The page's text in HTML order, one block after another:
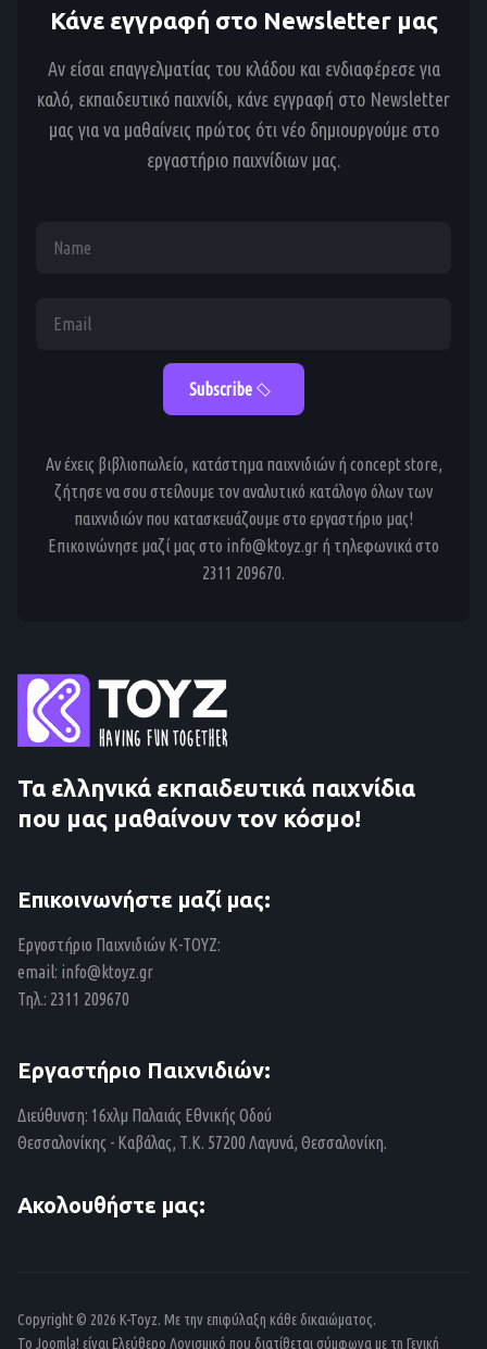
Κάνε εγγραφή στο Newsletter μας
Αν είσαι επαγγελματίας του κλάδου και ενδιαφέρεσε για
καλό, εκπαιδευτικό παιχνίδι, κάνε εγγραφή στο Newsletter
μας για να μαθαίνεις πρώτος ότι νέο δημιουργούμε στο
εργαστήριο παιχνίδιων μας.
Αν έχεις βιβλιοπωλείο, κατάστημα παιχνιδιών ή concept store,
ζήτησε να σου στείλουμε τον αναλυτικό κατάλογο όλων των
παιχνιδιών που κατασκευάζουμε στο εργαστήριο μας!
Επικοινώνησε μαζί μας στο info@ktoyz.gr ή τηλεφωνικά στο
2311 209670.
Τα ελληνικά εκπαιδευτικά παιχνίδια
που μας μαθαίνουν τον κόσμο!
Επικοινωνήστε μαζί μας:
Εργοστήριο Παιχνιδιών Κ-ΤΟΥΖ:
email: info@ktoyz.gr
Τηλ.: 2311 209670
Εργαστήριο Παιχνιδιών:
Διεύθυνση: 16χλμ Παλαιάς Εθνικής Οδού
Θεσσαλονίκης - Καβάλας, Τ.Κ. 57200 Λαγυνά, Θεσσαλονίκη.
Ακολουθήστε μας:
Copyright © 2026 K-Toyz. Με την επιφύλαξη κάθε δικαιώματος.
Το Joomla! είναι Ελεύθερο Λογισμικό που διατίθεται σύμφωνα με τη Γενική